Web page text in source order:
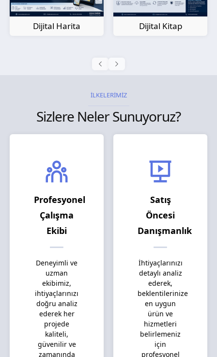
Dijital Kitap
Kağıt Harita
İLKELERİMİZ
Sizlere Neler Sunuyoruz?
Profesyonel
Çalışma
Ekibi
Deneyimli ve
uzman
ekibimiz,
ihtiyaçlarınızı
doğru analiz
ederek her
projede
kaliteli,
güvenilir ve
zamanında
Satış
Öncesi
Danışmanlık
İhtiyaçlarınızı
detaylı analiz
ederek,
beklentilerinize
en uygun
ürün ve
hizmetleri
belirlemeniz
için
profesyonel